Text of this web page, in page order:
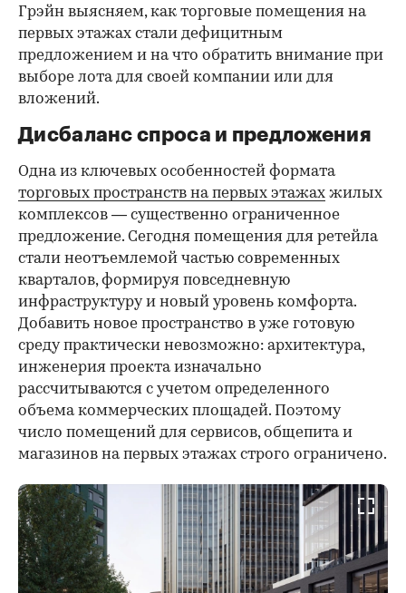
Грэйн выясняем, как торговые помещения на
первых этажах стали дефицитным
предложением и на что обратить внимание при
выборе лота для своей компании или для
вложений.
Дисбаланс спроса и предложения
Одна из ключевых особенностей формата
торговых пространств на первых этажах жилых
комплексов — существенно ограниченное
предложение. Сегодня помещения для ретейла
стали неотъемлемой частью современных
кварталов, формируя повседневную
инфраструктуру и новый уровень комфорта.
Добавить новое пространство в уже готовую
среду практически невозможно: архитектура,
инженерия проекта изначально
рассчитываются с учетом определенного
объема коммерческих площадей. Поэтому
число помещений для сервисов, общепита и
магазинов на первых этажах строго ограничено.